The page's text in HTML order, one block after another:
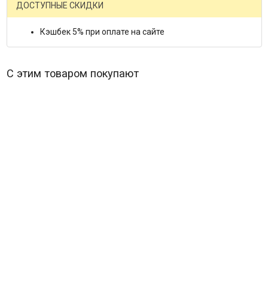
ДОСТУПНЫЕ СКИДКИ
Кэшбек 5% при оплате на сайте
С этим товаром покупают